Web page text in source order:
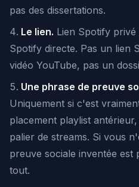
pas des dissertations.
Le lien. Lien Spotify
Spotify directe. Pas un lien
vidéo YouTube, pas un
Une phrase de preuve
Uniquement si c'est
placement playlist
palier de streams. Si vous
preuve sociale inventée est
tout.